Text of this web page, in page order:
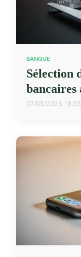
BANQUE
Sélection
bancaires
07/05/2026 19:33